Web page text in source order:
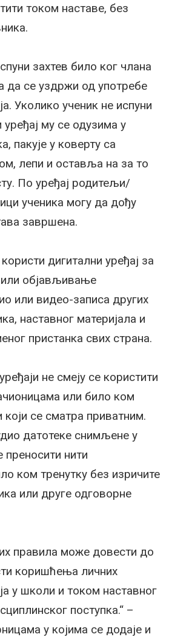
током наставе, без
захтев било ког члана
се уздржи од употребе
Уколико ученик не испуни
уређај му се одузима у
пакује у коверту са
лепи и оставља на за то
По уређај родитељи/
ученика могу да дођу
завршена.
дигитални уређај за
објављивање
или видео-записа других
наставног материјала и
пристанка свих страна.
не смеју се користити
или било ком
се сматра приватним.
датотеке снимљене у
преносити нити
ком тренутку без изричите
или друге одговорне
правила може довести до
коришћења личних
у школи и током наставног
поступка.“ –
у којима се додаје и